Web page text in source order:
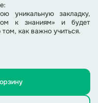
уникальную закладку,
к знаниям» и будет
как важно учиться.